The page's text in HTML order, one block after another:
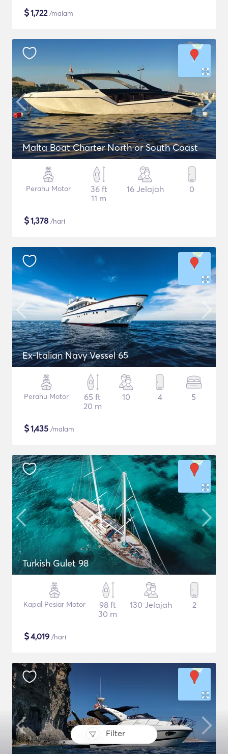
Filter
$1,722/malam
Malta Boat Charter North or South Coast
Perahu Motor
36 ft
11 m
16 Jelajah 0
$1,378 /hari
Ex-Italian Navy Vessel 65
Perahu Motor
65 ft
20 m
10 4 5
$1,435 /malam
Turkish Gulet 98
Kapal Pesiar Motor
98 ft
30 m
130 Jelajah 2
$4,019 /hari